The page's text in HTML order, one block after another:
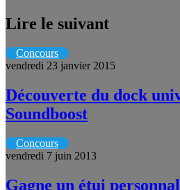
Lire le suivant
Concours
vendredi 23 janvier 2015
Découverte du dock
Soundboost
Concours
vendredi 7 juin 2013
Gagne un étui